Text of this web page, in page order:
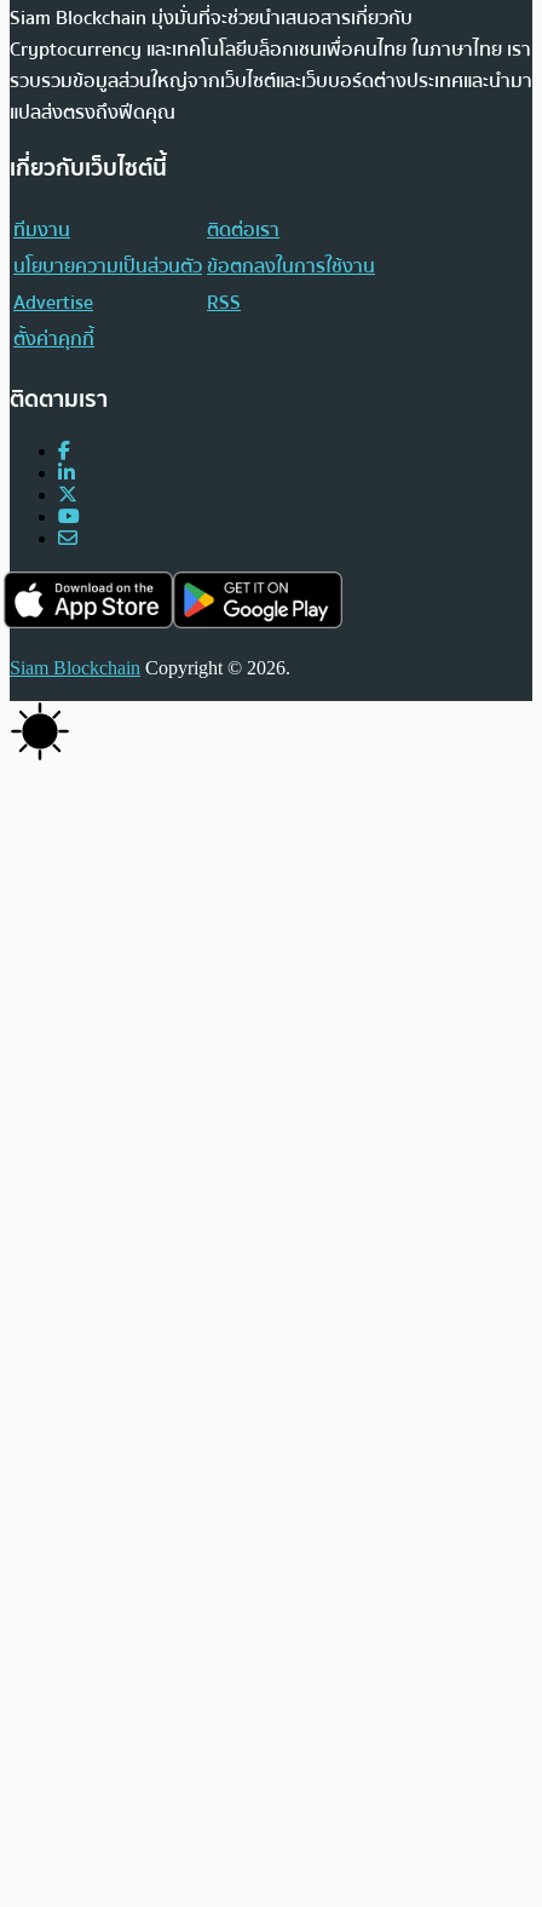
Siam Blockchain มุ่งมั่นที่จะช่วยนำเสนอสารเกี่ยวกับ
Cryptocurrency และเทคโนโลยีบล็อกเชนเพื่อคนไทย ในภาษาไทย เรา
รวบรวมข้อมูลส่วนใหญ่จากเว็บไซต์และเว็บบอร์ดต่างประเทศและนำมา
แปลส่งตรงถึงฟีดคุณ
เกี่ยวกับเว็บไซต์นี้
ทีมงาน
ติดต่อเรา
นโยบายความเป็นส่วนตัวข้อตกลงในการใช้งาน
Advertise
RSS
ตั้งค่าคุกกี้
ติดตามเรา
Siam Blockchain Copyright © 2026.